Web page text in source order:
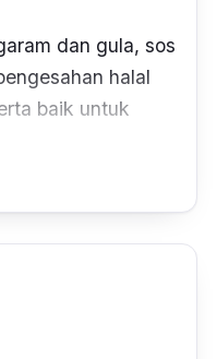
dan gula, sos
halal
baik untuk
ada alergi.
ini, ia boleh